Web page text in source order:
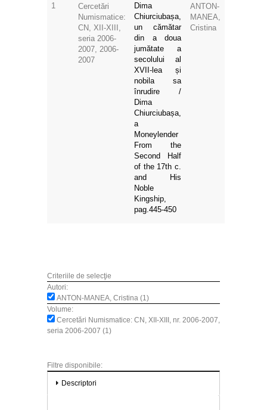
1
Cercetări
Numismatice:
CN, XII-XIII,
seria 2006-
2007, 2006-
2007
Dima
Chiurciubașa,
un cămătar
din a doua
jumătate a
secolului al
XVII-lea și
nobila sa
înrudire /
Dima
Chiurciubașa,
a
Moneylender
From the
Second Half
of the 17th c.
and His
Noble
Kingship,
pag.445-450
ANTON-
MANEA,
Cristina
Criteriile de selecţie
Autori:
ANTON-MANEA, Cristina (1)
Volume:
Cercetări Numismatice: CN, XII-XIII, nr. 2006-2007,
seria 2006-2007 (1)
Filtre disponibile:
Descriptori